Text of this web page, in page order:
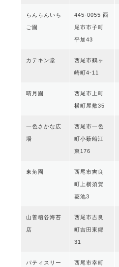
らんらんいち
ご園
445-0055 西
尾市市子町
平加43
カテキン堂 西尾市鶴ヶ
崎町4-11
晴月園 西尾市上町
横町屋敷35
一色さかな広
場
西尾市一色
町小薮船江
東176
東角園 西尾市吉良
町上横須賀
菱池3
山善糟谷海苔
店
西尾市吉良
町吉田東郷
31
パティスリー 西尾市幸町